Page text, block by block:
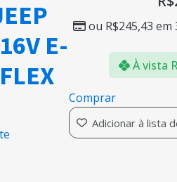
E-
ou R$245,43 em
À vista
Comprar
Adicionar à lista